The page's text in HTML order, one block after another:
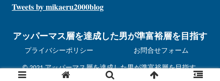
Tweets by mikaeru2000blog
アッパーマス層を達成した男が準富裕層を目指す
プライバシーポリシー お問合せフォーム
© 2021 アッパーマス層を達成した男が準富裕層を目指す.